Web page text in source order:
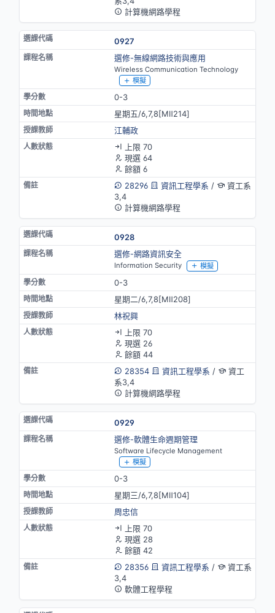
計算機網路學程
0927
選修-無線網路技術與應用
Wireless Communication Technology
模擬
0-3
星期五/6,7,8[MⅡ214]
江輔政
上限 70
現選 64
餘額 6
28296
資訊工程學系 /
資工系
3,4
計算機網路學程
0928
選修-網路資訊安全
Information Security 模擬
0-3
星期二/6,7,8[MⅡ208]
林祝興
上限 70
現選 26
餘額 44
28354
資訊工程學系 /
資工
系3,4
計算機網路學程
0929
選修-軟體生命週期管理
Software Lifecycle Management
模擬
0-3
星期三/6,7,8[MⅡ104]
周忠信
上限 70
現選 28
餘額 42
28356
資訊工程學系 /
資工系
3,4
軟體工程學程